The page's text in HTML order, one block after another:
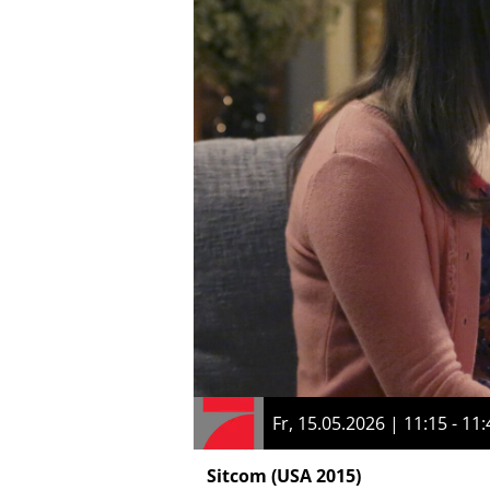
Fr, 15.05.2026 | 11:15 -
Sitcom (USA 2015)